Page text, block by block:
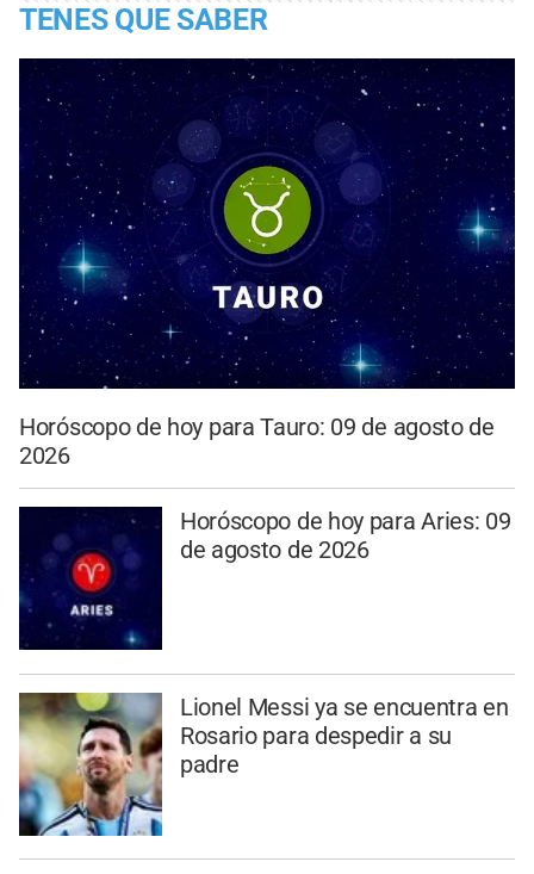
TENES QUE SABER
Horóscopo de hoy para Tauro: 09 de agosto de
2026
Horóscopo de hoy para Aries: 09
de agosto de 2026
Lionel Messi ya se encuentra en
Rosario para despedir a su
padre